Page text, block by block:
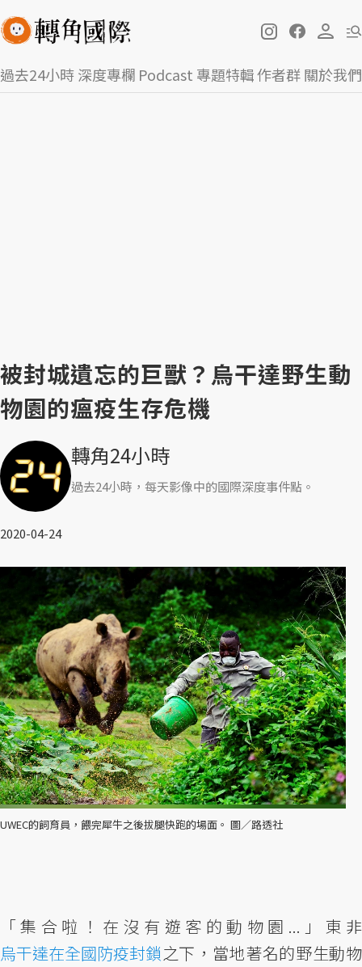
過去24小時深度專欄 Podcast 專題特輯作者群關於我們
被封城遺忘的巨獸？烏干達野生動
物園的瘟疫生存危機
轉角24小時
過去24小時，每天影像中的國際深度事件點。
2020-04-24
UWEC的飼育員，餵完犀牛之後拔腿快跑的場面。 圖／路透社
「集合啦！在沒有遊客的動物園...」東非
烏干達在全國防疫封鎖之下，當地著名的野生動物